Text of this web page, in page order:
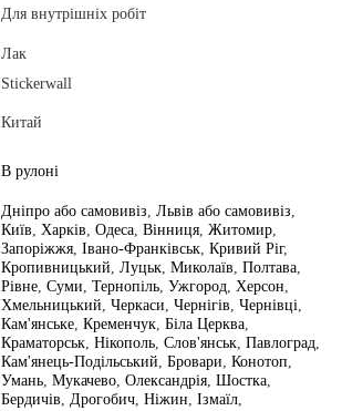
Для внутрішніх робіт
Лак
Stickerwall
Китай
В рулоні
Дніпро або самовивіз Львів або самовивіз
Київ Харків Одеса Вінниця Житомир
Запоріжжя Івано-Франківськ Кривий Ріг,
Кропивницький Луцьк Миколаїв Полтава
Рівне Суми Тернопіль Ужгород Херсон
Хмельницький Черкаси Чернігів Чернівці
Кам'янське Кременчук Біла Церква
Краматорськ Нікополь Слов'янськ Павлоград
Кам'янець-Подільський Бровари Конотоп
Умань Мукачево Олександрія Шостка
Бердичів
Дрогобич Ніжин Ізмаїл